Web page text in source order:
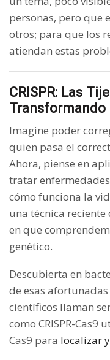
personas, pero que
otros; para que los
atiendan estas
CRISPR: Las
Transformando
Imagine poder
quien pasa el
Ahora, piense en
tratar
cómo funciona la
una técnica
en que
genético.
Descubierta en
de esas
científicos llaman
como CRISPR-
Cas9 para localizar